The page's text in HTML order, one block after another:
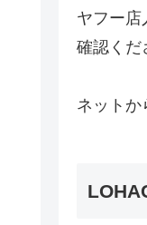
ヤフー店
確認くだ
ネットか